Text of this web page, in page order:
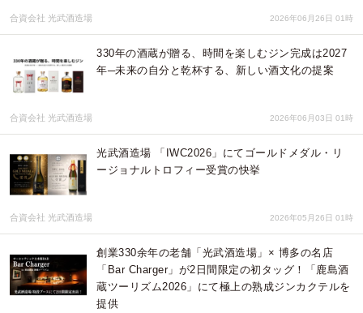
合資会社 光武酒造場 2026年06月26日 01時
330年の酒蔵が贈る、時間を楽しむジン完成は2027
年─未来の自分と乾杯する、新しい酒文化の提案
合資会社 光武酒造場 2026年06月03日 01時
光武酒造場 「IWC2026」にてゴールドメダル・リ
ージョナルトロフィー受賞の快挙
合資会社 光武酒造場 2026年05月26日 01時
創業330余年の老舗「光武酒造場」× 博多の名店
「Bar Charger」が2日間限定の初タッグ！「鹿島酒
蔵ツーリズム2026」にて極上の熟成ジンカクテルを
提供